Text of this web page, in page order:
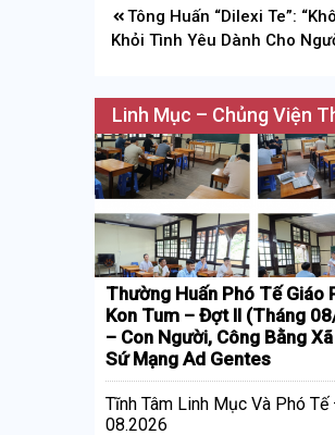
Điều
hướng
viết
Tông Huấn “Dilexi Te”:
Khỏi Tình Yêu Dành Cho
Linh Mục – Chủng Viện
Thường Huấn Phó Tế Giáo
Kon Tum – Đợt II (Tháng
– Con Người, Công Bằng
Sứ Mạng Ad Gentes
Tĩnh Tâm Linh Mục Và Phó Tế
08.2026